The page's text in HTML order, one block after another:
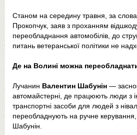
Станом на середину травня, за
Прокопчук, заяв з проханням
переобладнання автомобілів, до
питань ветеранської політики не
Де на Волині можна
Лучанин Валентин Шабунін —
автомайстерні, де працюють люди з
транспортні засоби для людей з
переобладнують на ручне
Шабунін.